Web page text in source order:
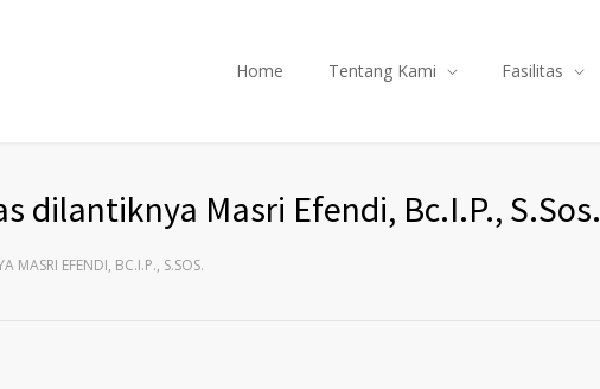
Home Tentang Kami Fasilitas
dilantiknya Masri Efendi, Bc.I.P., S.Sos.
MASRI EFENDI, BC.I.P., S.SOS.